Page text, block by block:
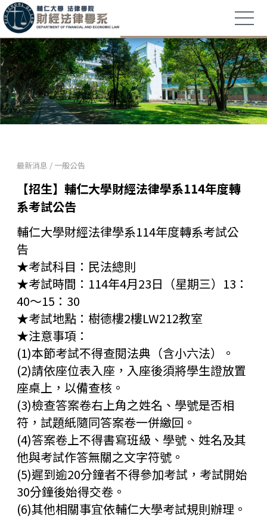
最新消息 / 一般公告
【招生】輔仁大學財經法律學系114年度轉
系考試公告
輔仁大學財經法律學系114年度轉系考試公
告
★考試科目：民法總則
★考試時間：114年4月23日（星期三）13：
40～15：30
★考試地點：樹德樓2樓LW212教室
★注意事項：
(1)本節考試不得查閱法典（含小六法）。
(2)請依座位表入座，入座後須將學生證放置
座桌上，以備查核。
(3)檢查答案卷右上角之姓名、學號是否相
符，試題紙隨同答案卷一併繳回。
(4)答案卷上不得書寫班級、學號、姓名及其
他與考試作答無關之文字符號。
(5)遲到逾20分鐘者不得參加考試，考試開始
30分鐘後始得交卷。
(6)其他相關事宜依輔仁大學考試規則辦理。